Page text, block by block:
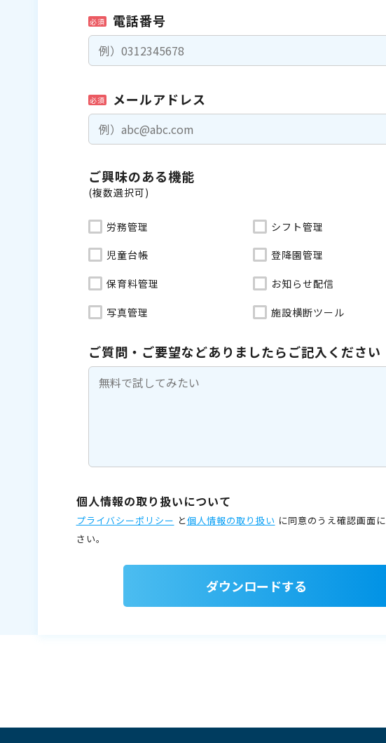
必須 電話番号
必須 メールアドレス
ご興味のある機能
(複数選択可)
労務管理 シフト管理
児童台帳 登降園管理
保育料管理 お知らせ配信
写真管理 施設横断ツール
ご質問・ご要望などありましたらご記入ください
個人情報の取り扱いについて
プライバシーポリシー と個人情報の取り扱い に同意のうえ確認画面に
さい。
ダウンロードする